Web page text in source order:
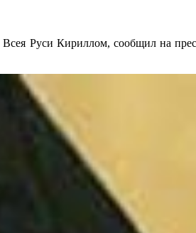
Руси Кириллом, сообщил на